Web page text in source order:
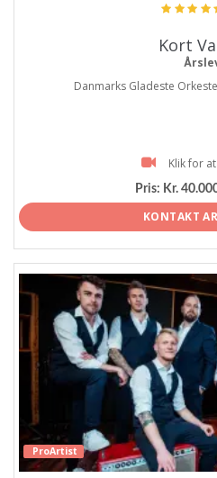
Kort
Danmarks Gladeste
Klik for
Pris: Kr.
KONTAKT
ProArtist